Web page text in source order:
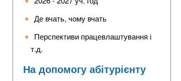
Де вчать, чому вчать
Перспективи працевлаштування і
т.д.
На допомогу абітурієнту